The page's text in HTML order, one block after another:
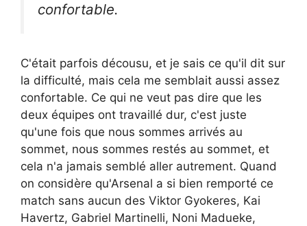
confortable.
C'était parfois décousu, et je sais ce qu'il dit sur
la difficulté, mais cela me semblait aussi assez
confortable. Ce qui ne veut pas dire que les
deux équipes ont travaillé dur, c'est juste
qu'une fois que nous sommes arrivés au
sommet, nous sommes restés au sommet, et
cela n'a jamais semblé aller autrement. Quand
on considère qu'Arsenal a si bien remporté ce
match sans aucun des Viktor Gyokeres, Kai
Havertz, Gabriel Martinelli, Noni Madueke,